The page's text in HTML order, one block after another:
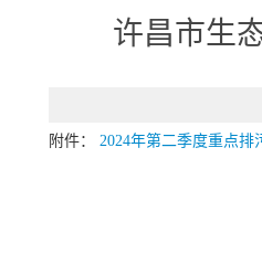
许昌市生
附件： 2024年第二季度重点排